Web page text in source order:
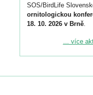
SOS/BirdLife
ornitologickou
18. 10. 2026 v Brně.
Podrobnější informace
Registrovat se
... více